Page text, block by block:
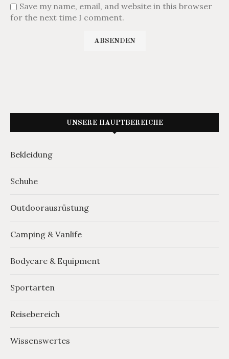
Save my name, email, and website in this browser
for the next time I comment.
UNSERE HAUPTBEREICHE
Bekleidung
Schuhe
Outdoorausrüstung
Camping & Vanlife
Bodycare & Equipment
Sportarten
Reisebereich
Wissenswertes